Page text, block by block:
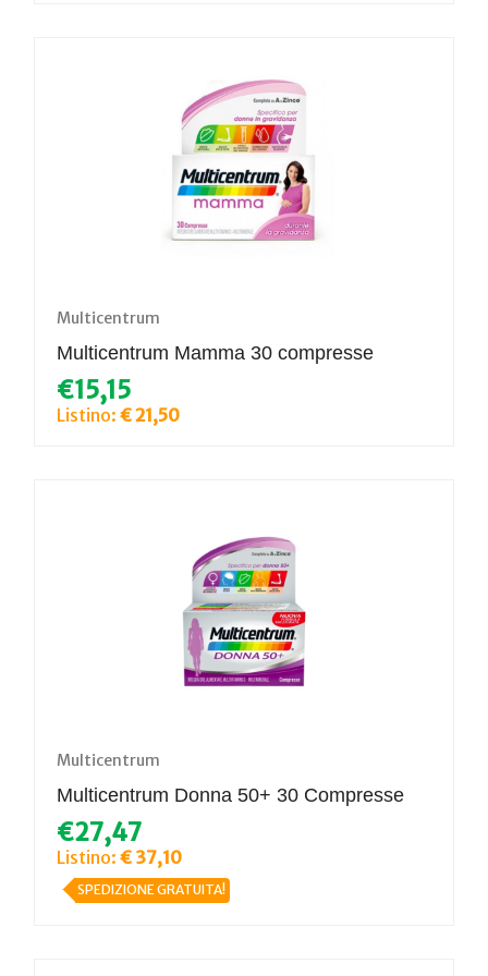
Multicentrum
Multicentrum Mamma 30 compresse
€15,15
Listino: € 21,50
Multicentrum
Multicentrum Donna 50+ 30 Compresse
€27,47
Listino: € 37,10
SPEDIZIONE GRATUITA!